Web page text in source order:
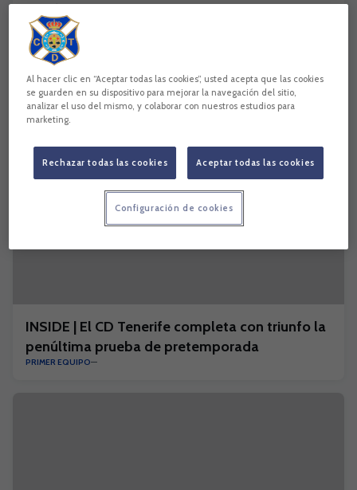
Ilusión, compromiso y profesionalidad
FÚTBOL BASE
INSIDE | El CD Tenerife completa con triunfo la
penúltima prueba de pretemporada
PRIMER EQUIPO
Al hacer clic en “Aceptar todas las cookies”, usted acepta que las cookies
se guarden en su dispositivo para mejorar la navegación del sitio,
analizar el uso del mismo, y colaborar con nuestros estudios para
marketing.
Rechazar todas las cookies Aceptar todas las cookies
Configuración de cookies